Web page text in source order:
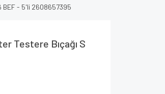
BEF - 5'li 2608657395
Testere Bıçağı S